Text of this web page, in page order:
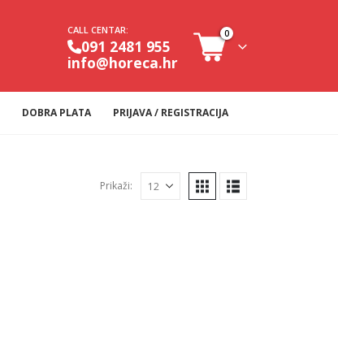
CALL CENTAR:
091 2481 955
info@horeca.hr
0
DOBRA PLATA PRIJAVA / REGISTRACIJA
Prikaži: